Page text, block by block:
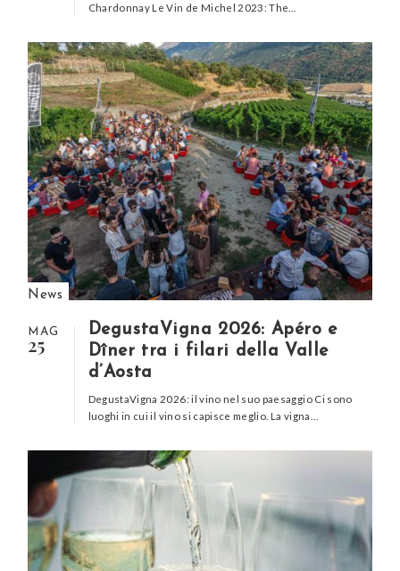
Chardonnay Le Vin de Michel 2023: The…
News
MAG
25
DegustaVigna 2026: Apéro e
Dîner tra i filari della Valle
d’Aosta
DegustaVigna 2026: il vino nel suo paesaggio Ci sono
luoghi in cui il vino si capisce meglio. La vigna…